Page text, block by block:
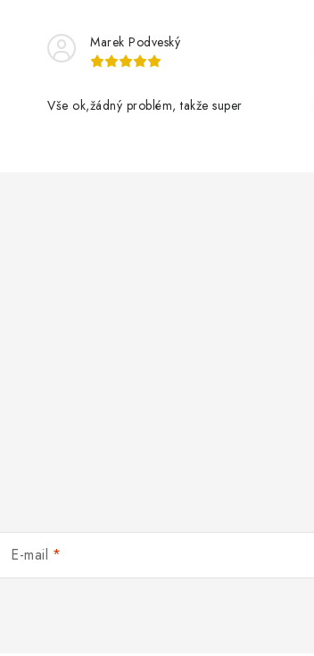
Marek Podveský
Vše ok,žádný problém, takže super
E-mail